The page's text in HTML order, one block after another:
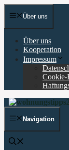
Zum
Inhalt Über uns
Über uns
Kooperation
Impressum
Navigation